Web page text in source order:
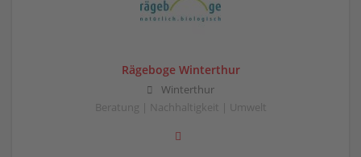
Rägeboge Winterthur
Winterthur
Beratung | Nachhaltigkeit | Umwelt